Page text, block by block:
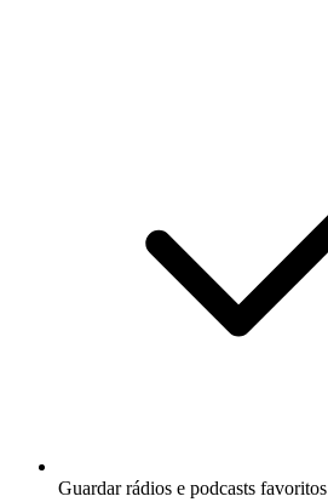
Guardar rádios e podcasts favoritos